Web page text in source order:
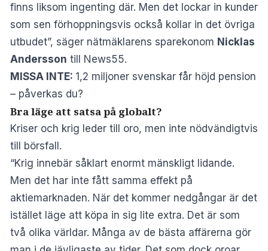
finns liksom ingenting där. Men det lockar in kunder
som sen förhoppningsvis också kollar in det övriga
utbudet”, säger nätmäklarens sparekonom Nicklas
Andersson till News55.
MISSA INTE: 1,2 miljoner svenskar får höjd pension
– påverkas du?
Bra läge att satsa på globalt?
Kriser och krig leder till oro, men inte nödvändigtvis
till börsfall.
“Krig innebär såklart enormt mänskligt lidande.
Men det har inte fått samma effekt på
aktiemarknaden. När det kommer nedgångar är det
istället läge att köpa in sig lite extra. Det är som
två olika världar. Många av de bästa affärerna gör